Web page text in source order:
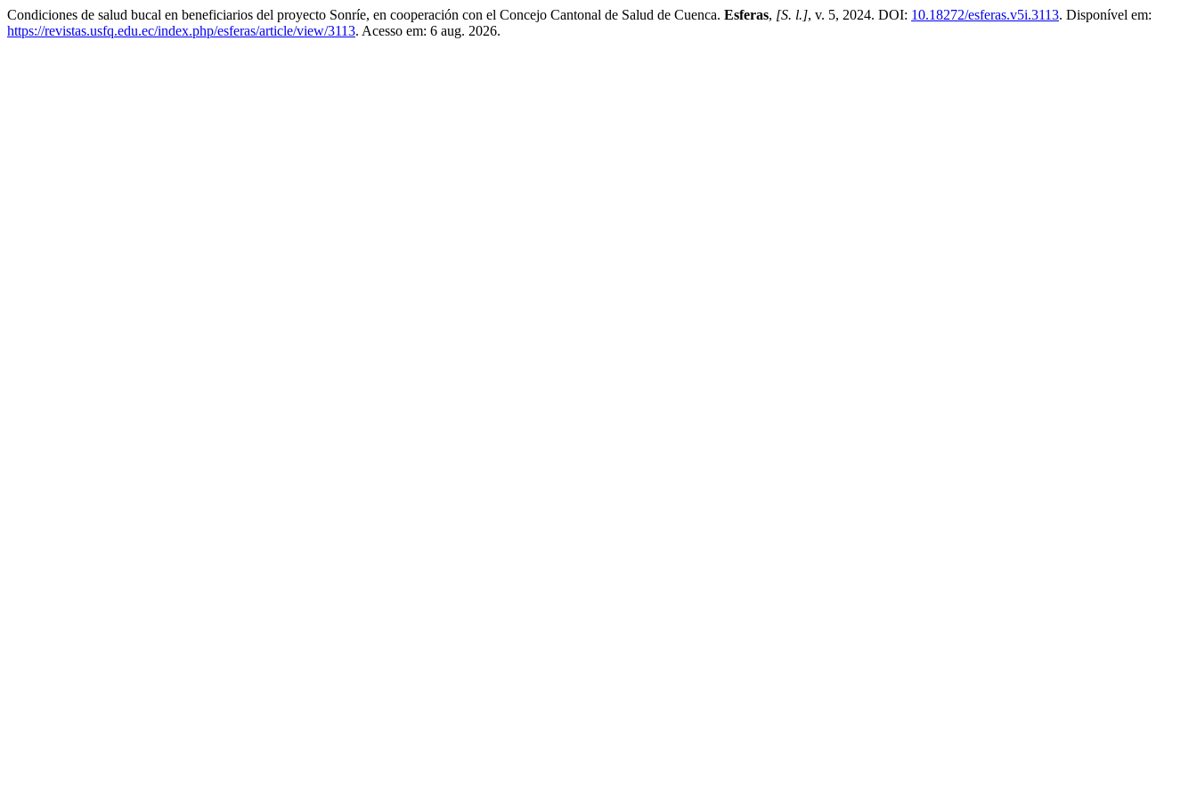
Condiciones de salud bucal en beneficiarios del proyecto Sonríe, en cooperación con el Concejo Cantonal de Salud de Cuenca. Esferas, [S. l.], v. 5, 2024. DOI: 10.18272/esferas.v5i.3113. Disponível em:
https://revistas.usfq.edu.ec/index.php/esferas/article/view/3113. Acesso em: 6 aug. 2026.